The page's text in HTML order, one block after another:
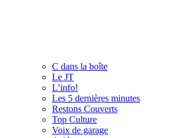
C dans la boîte
Le JT
L’info!
Les 5 dernières minutes
Restons Couverts
Top Culture
Voix de garage